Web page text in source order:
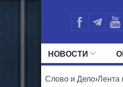
НОВОСТИ
Слово и Дело›Лента